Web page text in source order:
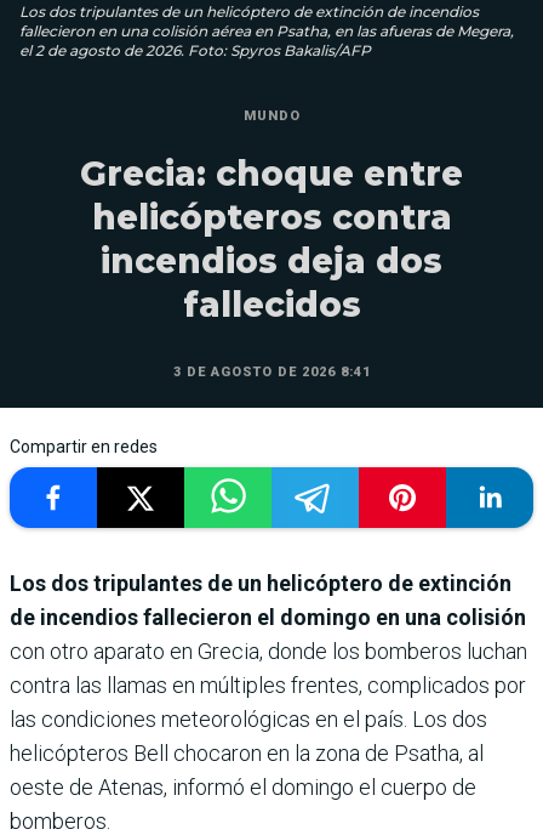
Los dos tripulantes de un helicóptero de extinción de incendios
fallecieron en una colisión aérea en Psatha, en las afueras de Megera,
el 2 de agosto de 2026. Foto: Spyros Bakalis/AFP
MUNDO
Grecia: choque entre
helicópteros contra
incendios deja dos
fallecidos
3 DE AGOSTO DE 2026 8:41
Compartir en redes
Los dos tripulantes de un helicóptero de extinción
de incendios fallecieron el domingo en una colisión
con otro aparato en Grecia, donde los bomberos luchan
contra las llamas en múltiples frentes, complicados por
las condiciones meteorológicas en el país. Los dos
helicópteros Bell chocaron en la zona de Psatha, al
oeste de Atenas, informó el domingo el cuerpo de
bomberos.